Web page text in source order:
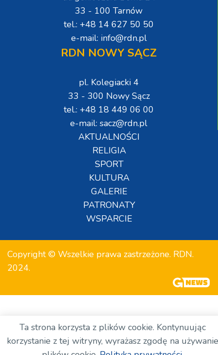
33 - 100 Tarnów
tel.: +48 14 627 50 50
e-mail: info@rdn.pl
RDN NOWY SĄCZ
pl. Kolegiacki 4
33 - 300 Nowy Sącz
tel.: +48 18 449 06 00
e-mail: sacz@rdn.pl
AKTUALNOŚCI
RELIGIA
SPORT
KULTURA
GALERIE
PATRONATY
WSPARCIE
Copyright © Wszelkie prawa zastrzeżone. RDN.
2024.
Ta strona korzysta z plików cookie. Kontynuując
korzystanie z tej witryny, wyrażasz zgodę na używanie